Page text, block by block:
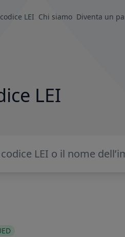
LEI Chi siamo Diventa un
LEI